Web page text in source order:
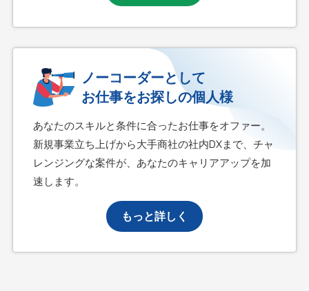
ノーコーダーとして
お仕事をお探しの個人様
あなたのスキルと条件に合ったお仕事をオファー。
新規事業立ち上げから大手商社の社内DXまで、チャ
レンジングな案件が、あなたのキャリアアップを加
速します。
もっと詳しく